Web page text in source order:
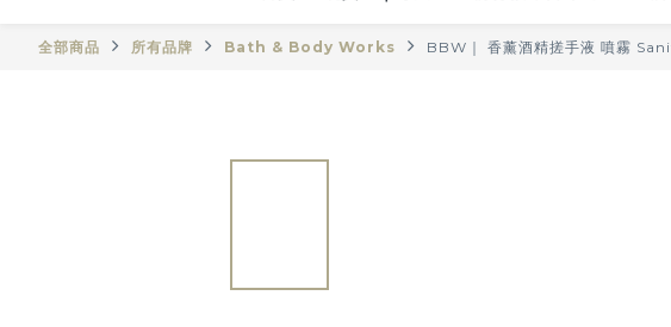
全部商品 所有品牌 Bath & Body Works BBW｜ 香薰酒精搓手液 噴霧